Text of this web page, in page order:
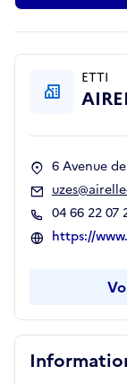
ETTI
6 Avenue
04 66 22 07
https://